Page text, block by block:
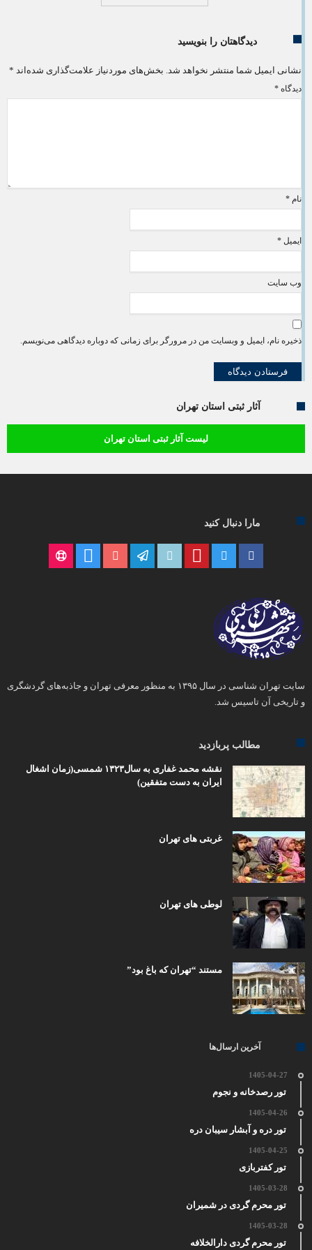
دیدگاهتان را بنویسید
نشانی ایمیل شما منتشر نخواهد شد. بخش‌های موردنیاز علامت‌گذاری شده‌اند *
دیدگاه *
نام *
ایمیل *
وب‌ سایت
ذخیره نام، ایمیل و وبسایت من در مرورگر برای زمانی که دوباره دیدگاهی می‌نویسم.
آثار ثبتی استان تهران
لیست آثار ثبتی استان تهران
مارا دنبال کنید
سایت تهران شناسی در سال ۱۳۹۵ به منظور معرفی تهران و جاذبه‌های گردشگری
و تاریخی آن تاسیس شد.
مطالب پربازدید
نقشه محمد غفاری به سال۱۳۲۳ شمسی(زمان اشغال
ایران به دست متفقین)
غربتی های تهران
لوطی های تهران
مستند “تهران که باغ بود”
آخرین ارسال‌ها
1405-04-27
تور رصدخانه و نجوم
1405-04-26
تور دره و آبشار سیبان دره
1405-04-25
تور کفتربازی
1405-03-28
تور محرم گردی در شمیران
1405-03-28
تور محرم گردی دارالخلافه